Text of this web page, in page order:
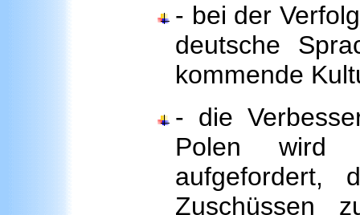
- bei der
deutsche
kommende
- die
Polen wird
aufgefordert,
Zuschüssen